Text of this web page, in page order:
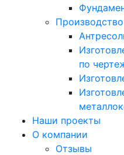
по
Наши проекты
О компании
Отзывы